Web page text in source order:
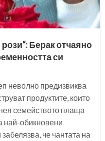
Берак отчаяно
си
неволно предизвиква
продуктите, които
семейството плаща
най-обикновени
че чантата на